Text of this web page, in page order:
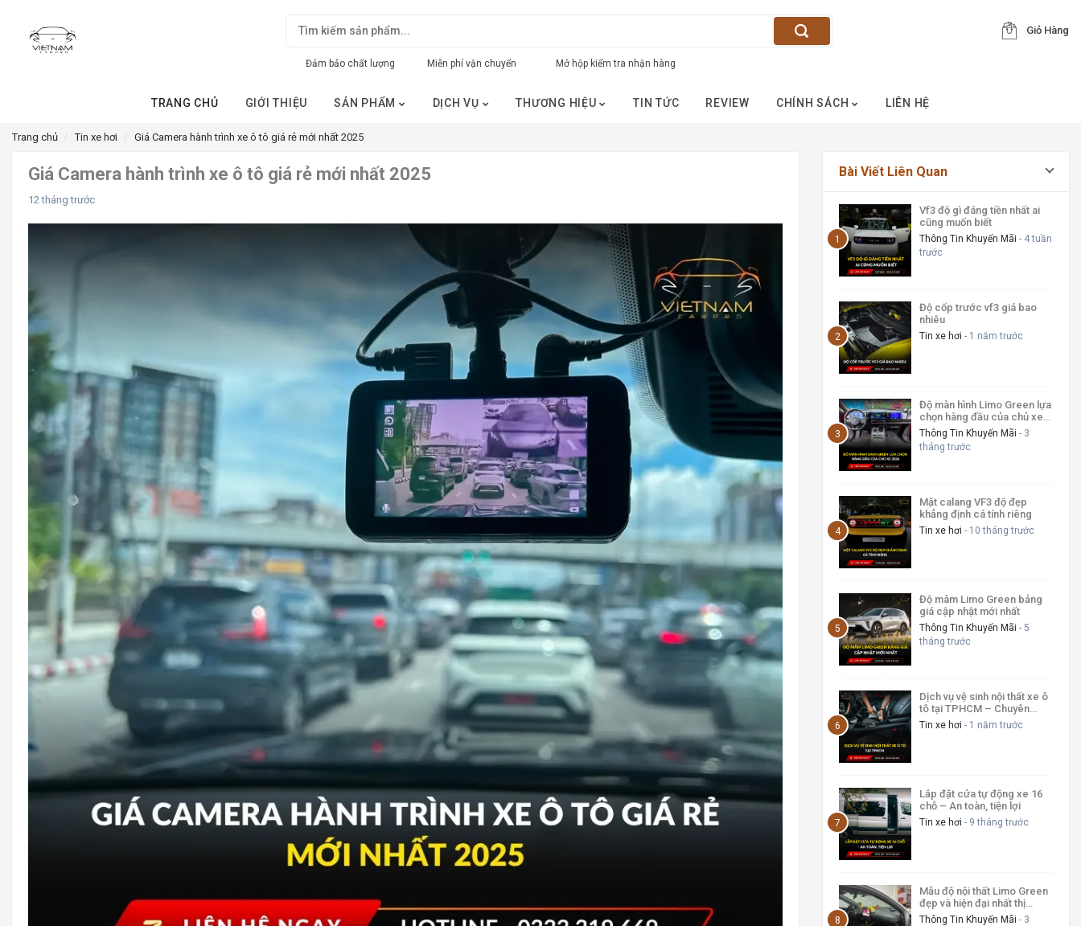
Đảm bảo chất lượng Miễn phí vận chuyển Mở hộp kiểm tra nhận hàng
Giỏ Hàng
TRANG CHỦ GIỚI THIỆU SẢN PHẨM DỊCH VỤ THƯƠNG HIỆU TIN TỨC REVIEW CHÍNH SÁCH LIÊN HỆ
Trang chủ Tin xe hơi Giá Camera hành trình xe ô tô giá rẻ mới nhất 2025
Giá Camera hành trình xe ô tô giá rẻ mới nhất 2025
12 tháng trước
Bài Viết Liên Quan
Vf3 độ gì đáng tiền nhất ai
cũng muốn biết
Thông Tin Khuyến Mãi - 4 tuần
trước
Độ cốp trước vf3 giá bao
nhiêu
Tin xe hơi - 1 năm trước
Độ màn hình Limo Green lựa
chọn hàng đầu của chủ xe
2026
Thông Tin Khuyến Mãi - 3
tháng trước
Mặt calang VF3 độ đẹp
khẳng định cá tính riêng
Tin xe hơi - 10 tháng trước
Độ mâm Limo Green bảng
giá cập nhật mới nhất
Thông Tin Khuyến Mãi - 5
tháng trước
Dịch vụ vệ sinh nội thất xe ô
tô tại TPHCM – Chuyên
nghiệp, uy tín, giá tốt
Tin xe hơi - 1 năm trước
Lắp đặt cửa tự động xe 16
chỗ – An toàn, tiện lợi
Tin xe hơi - 9 tháng trước
Mẫu độ nội thất Limo Green
đẹp và hiện đại nhất thị
trường
Thông Tin Khuyến Mãi - 3